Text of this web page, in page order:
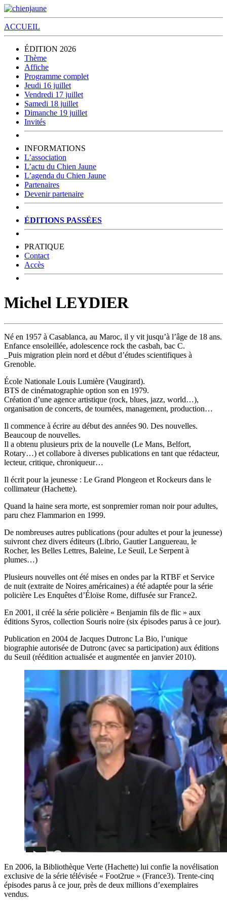
ACCUEIL
ÉDITION 2026
Thème
Affiche
Programme complet
Jeudi 16 juillet
Vendredi 17 juillet
Samedi 18 juillet
Dimanche 19 juillet
Invités
INFORMATIONS
L’association
L’actu du Chien Jaune
L’agenda du Chien Jaune
Partenaires
Devenir partenaire
ÉDITIONS PASSÉES
PRATIQUE
Contact
Accès
Michel LEYDIER
Né en 1957 à Casablanca, au Maroc, il y vit jusqu’à l’âge de 18 ans.
Enfance ensoleillée, adolescence rock the casbah, bac C.
_Puis migration plein nord et début d’études scientifiques à
Grenoble.
École Nationale Louis Lumière (Vaugirard).
BTS de cinématographie option son en 1979.
Création d’une agence artistique (rock, blues, jazz, world…),
organisation de concerts, de tournées, management, production…
Il commence à écrire au début des années 90. Des nouvelles.
Beaucoup de nouvelles.
Il a obtenu plusieurs prix de la nouvelle (Le Mans, Belfort,
Rotary…) et collabore à diverses publications en tant que rédacteur,
lecteur, critique, chroniqueur…
Il écrit pour la jeunesse : Le Grand Plongeon et Rockeurs dans le
collimateur (Hachette).
Quand la haine sera morte, est sonpremier roman noir pour adultes,
paru chez Flammarion en 1999.
De nombreuses autres publications (pour adultes et pour la jeunesse)
suivront chez divers éditeurs (Librio, Gautier Languereau, le
Rocher, les Belles Lettres, Baleine, Le Seuil, Le Serpent à
plumes…)
Plusieurs nouvelles ont été mises en ondes par la RTBF et Service
de nuit (extraite de Noires américaines) a été adaptée pour la série
policière Les Enquêtes d’Éloïse Rome, diffusée sur France2.
En 2001, il créé la série policière « Benjamin fils de flic » aux
éditions Syros, collection Souris noire (six épisodes parus à ce jour).
Publication en 2004 de Jacques Dutronc La Bio, l’unique
biographie autorisée de Dutronc (avec sa participation) aux éditions
du Seuil (réédition actualisée et augmentée en janvier 2010).
En 2006, la Bibliothèque Verte (Hachette) lui confie la novélisation
exclusive de la série télévisée « Foot2rue » (France3). Trente-cinq
épisodes parus à ce jour, près de deux millions d’exemplaires
vendus.